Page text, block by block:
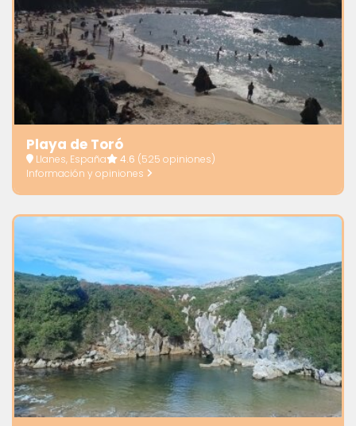
Playa de Toró
Llanes, España 4.6 (525 opiniones)
Información y opiniones